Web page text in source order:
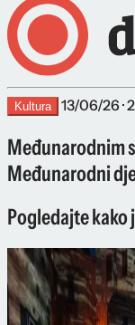
Kultura 13/06/26 ·
Međunarodnim
Međunarodni
Pogledajte kako